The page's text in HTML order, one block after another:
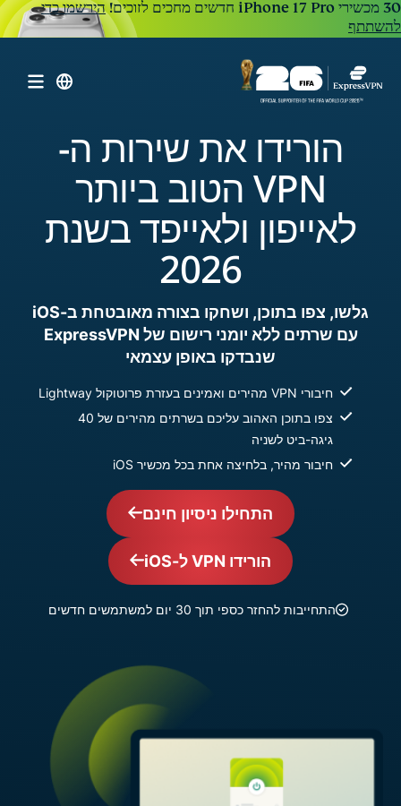
הירשמו כדי
להשתתף
הורידו את שירות ה-
VPN הטוב ביותר
לאייפון ולאייפד בשנת
2026
גלשו, צפו בתוכן, ושחקו בצורה מאובטחת ב-iOS
עם שרתים ללא יומני רישום של ExpressVPN
שנבדקו באופן עצמאי
חיבורי VPN מהירים ואמינים בעזרת פרוטוקול Lightway
צפו בתוכן האהוב עליכם בשרתים מהירים של 40
גיגה-ביט לשניה
חיבור מהיר, בלחיצה אחת בכל מכשיר iOS
התחילו ניסיון חינם
הורידו VPN ל-iOS
התחייבות להחזר כספי תוך 30 יום למשתמשים חדשים